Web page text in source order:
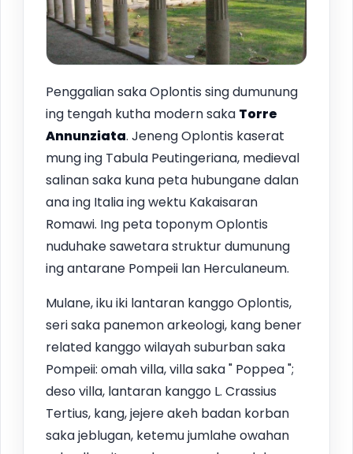
Penggalian saka Oplontis sing dumunung
ing tengah kutha modern saka Torre
Annunziata. Jeneng Oplontis kaserat
mung ing Tabula Peutingeriana, medieval
salinan saka kuna peta hubungane dalan
ana ing Italia ing wektu Kakaisaran
Romawi. Ing peta toponym Oplontis
nuduhake sawetara struktur dumunung
ing antarane Pompeii lan Herculaneum.
Mulane, iku iki lantaran kanggo Oplontis,
seri saka panemon arkeologi, kang bener
related kanggo wilayah suburban saka
Pompeii: omah villa, villa saka " Poppea ";
deso villa, lantaran kanggo L. Crassius
Tertius, kang, jejere akeh badan korban
saka jeblugan, ketemu jumlahe owahan